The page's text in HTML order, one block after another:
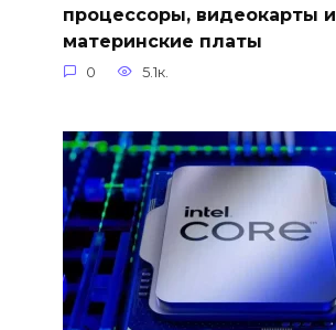
процессоры, видеокарты и
материнские платы
0 5.1к.